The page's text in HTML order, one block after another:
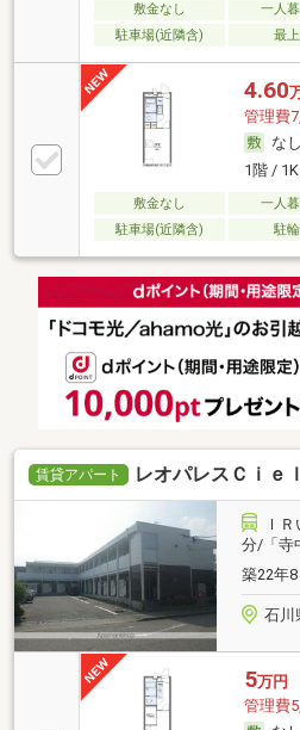
敷金なし 一人
駐車場(近隣含)
最
4.60
管理費
なし
1階 /
敷金なし 一人
駐車場(近隣含)
駐
賃貸アパート レオパレスＣｉ
Ｉ
分/「寺
築22年
石川
5万円
管理費